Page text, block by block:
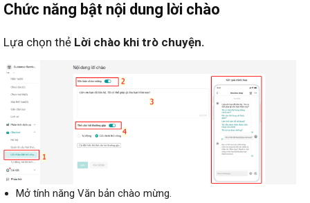
Chức năng bật nội dung lời chào
Lựa chọn thẻ Lời chào khi trò chuyện.
Mở tính năng Văn bản chào mừng.